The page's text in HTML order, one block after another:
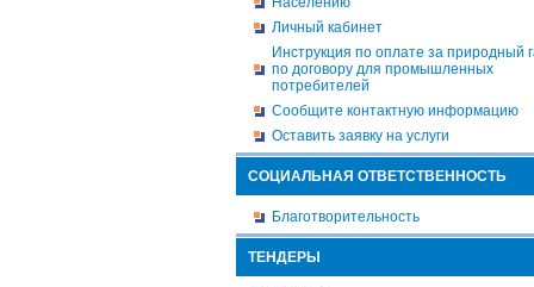
Личный кабинет
Инструкция по оплате за природный
по договору для промышленных
потребителей
Сообщите контактную информацию
Оставить заявку на услуги
СОЦИАЛЬНАЯ ОТВЕТСТВЕННОСТЬ
Благотворительность
ТЕНДЕРЫ